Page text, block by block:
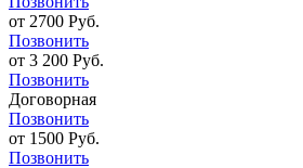
от 2700 Руб.
Позвонить
от 3 200 Руб.
Позвонить
Договорная
Позвонить
от 1500 Руб.
Позвонить